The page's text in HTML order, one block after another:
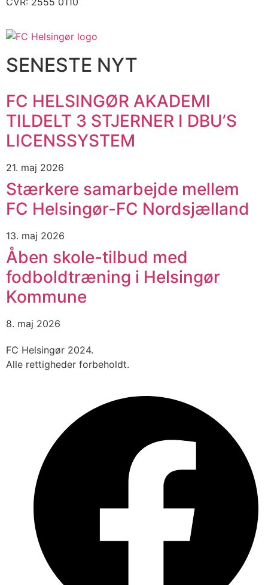
SENESTE NYT
FC HELSINGØR AKADEMI
TILDELT 3 STJERNER I DBU’S
LICENSSYSTEM
21. maj 2026
Stærkere samarbejde mellem
FC Helsingør-FC Nordsjælland
13. maj 2026
Åben skole-tilbud med
fodboldtræning i Helsingør
Kommune
8. maj 2026
FC Helsingør 2024.
Alle rettigheder forbeholdt.